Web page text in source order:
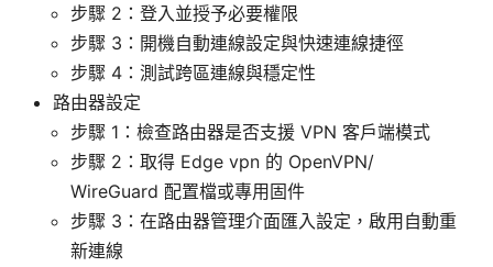
步驟 2：登入並授予必要權限
步驟 3：開機自動連線設定與快速連線捷徑
步驟 4：測試跨區連線與穩定性
路由器設定
步驟 1：檢查路由器是否支援 VPN 客戶端模式
步驟 2：取得 Edge vpn 的 OpenVPN/
WireGuard 配置檔或專用固件
步驟 3：在路由器管理介面匯入設定，啟用自動重
新連線